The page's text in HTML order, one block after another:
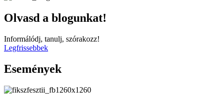
Olvasd a blogunkat!
Informálódj, tanulj, szórakozz!
Legfrissebbek
Események